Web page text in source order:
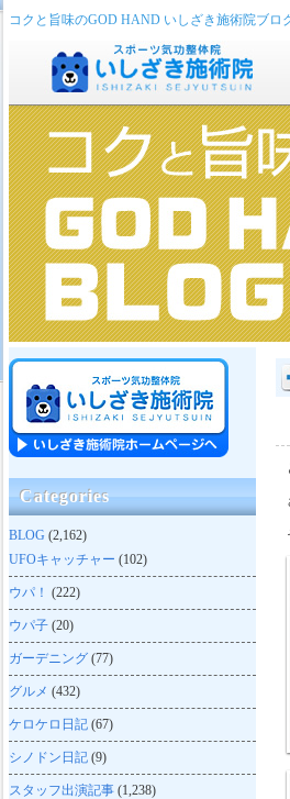
コクと旨味のGOD HAND いしざき施術院ブロ
Categories
BLOG (2,162)
UFOキャッチャー (102)
ウパ！ (222)
ウパ子 (20)
ガーデニング (77)
グルメ (432)
ケロケロ日記 (67)
シノドン日記 (9)
スタッフ出演記事 (1,238)